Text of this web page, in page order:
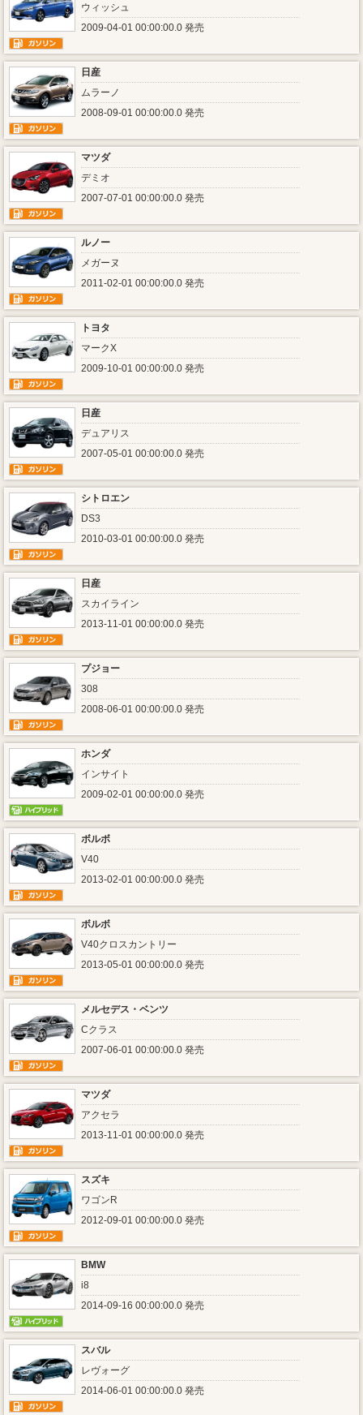
ウィッシュ
2009-04-01 00:00:00.0 発売
日産
ムラーノ
2008-09-01 00:00:00.0 発売
マツダ
デミオ
2007-07-01 00:00:00.0 発売
ルノー
メガーヌ
2011-02-01 00:00:00.0 発売
トヨタ
マークX
2009-10-01 00:00:00.0 発売
日産
デュアリス
2007-05-01 00:00:00.0 発売
シトロエン
DS3
2010-03-01 00:00:00.0 発売
日産
スカイライン
2013-11-01 00:00:00.0 発売
プジョー
308
2008-06-01 00:00:00.0 発売
ホンダ
インサイト
2009-02-01 00:00:00.0 発売
ボルボ
V40
2013-02-01 00:00:00.0 発売
ボルボ
V40クロスカントリー
2013-05-01 00:00:00.0 発売
メルセデス・ベンツ
Cクラス
2007-06-01 00:00:00.0 発売
マツダ
アクセラ
2013-11-01 00:00:00.0 発売
スズキ
ワゴンR
2012-09-01 00:00:00.0 発売
BMW
i8
2014-09-16 00:00:00.0 発売
スバル
レヴォーグ
2014-06-01 00:00:00.0 発売